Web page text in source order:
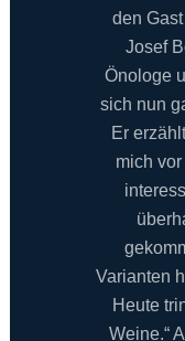
den
Josef
Önologe
sich nun
Er
mich
Varianten
Heute
Weine.“